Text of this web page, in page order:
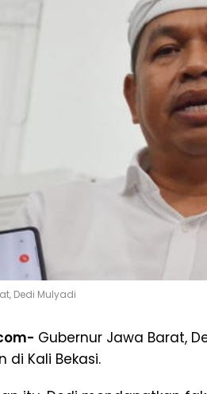
Dedi Mulyadi
Gubernur Jawa Barat,
di Kali Bekasi.